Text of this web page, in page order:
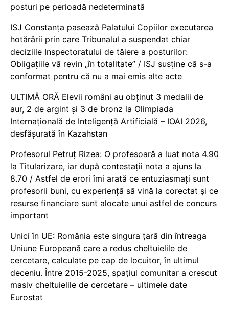
posturi pe perioadă nedeterminată
ISJ Constanța pasează Palatului Copiilor executarea
hotărârii prin care Tribunalul a suspendat chiar
deciziile Inspectoratului de tăiere a posturilor:
Obligațiile vă revin „în totalitate” / ISJ susține că s-a
conformat pentru că nu a mai emis alte acte
ULTIMĂ ORĂ Elevii români au obținut 3 medalii de
aur, 2 de argint și 3 de bronz la Olimpiada
Internațională de Inteligență Artificială – IOAI 2026,
desfășurată în Kazahstan
Profesorul Petruț Rizea: O profesoară a luat nota 4.90
la Titularizare, iar după contestații nota a ajuns la
8.70 / Astfel de erori îmi arată ce entuziasmați sunt
profesorii buni, cu experiență să vină la corectat și ce
resurse financiare sunt alocate unui astfel de concurs
important
Unici în UE: România este singura țară din întreaga
Uniune Europeană care a redus cheltuielile de
cercetare, calculate pe cap de locuitor, în ultimul
deceniu. Între 2015-2025, spațiul comunitar a crescut
masiv cheltuielile de cercetare – ultimele date
Eurostat